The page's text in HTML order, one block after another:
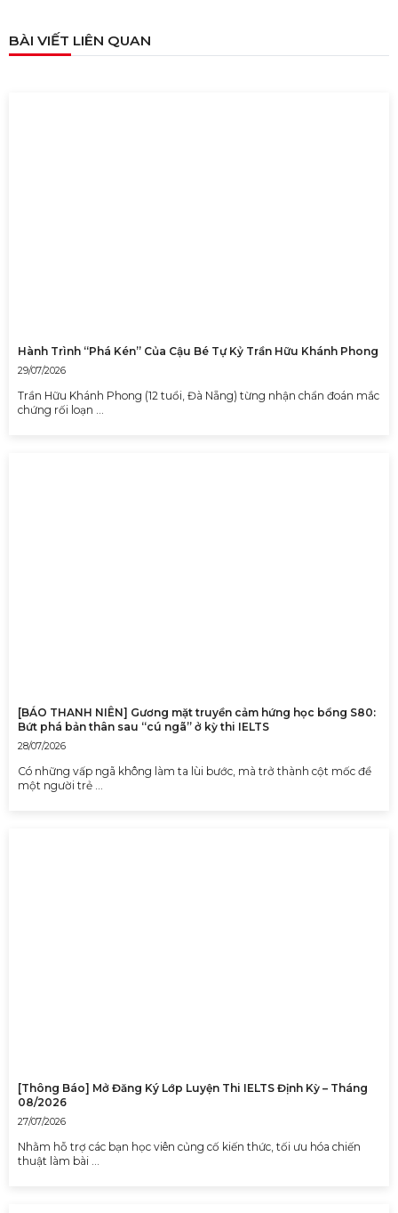
TỔNG HỢP 9 LOẠI LINKING WORDS THÔNG
DỤNG VÀ CÁCH VẬN DỤNG
BÀI VIẾT LIÊN QUAN
Hành Trình “Phá Kén” Của Cậu Bé Tự Kỷ Trần Hữu Khánh Phong
29/07/2026
Trần Hữu Khánh Phong (12 tuổi, Đà Nẵng) từng nhận chẩn đoán mắc
chứng rối loạn …
[BÁO THANH NIÊN] Gương mặt truyền cảm hứng học bổng S80:
Bứt phá bản thân sau “cú ngã” ở kỳ thi IELTS
28/07/2026
Có những vấp ngã không làm ta lùi bước, mà trở thành cột mốc để
một người trẻ …
[Thông Báo] Mở Đăng Ký Lớp Luyện Thi IELTS Định Kỳ – Tháng
08/2026
27/07/2026
Nhằm hỗ trợ các bạn học viên củng cố kiến thức, tối ưu hóa chiến
thuật làm bài …